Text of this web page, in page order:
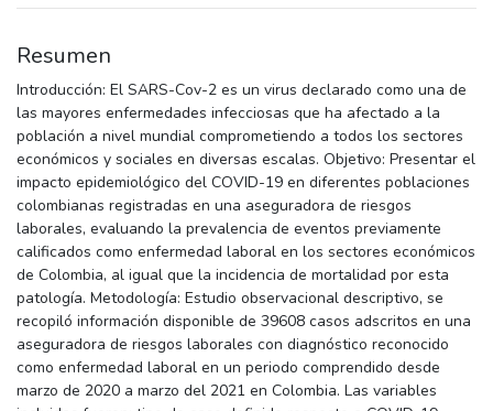
Resumen
Introducción: El SARS-Cov-2 es un virus declarado como una de
las mayores enfermedades infecciosas que ha afectado a la
población a nivel mundial comprometiendo a todos los sectores
económicos y sociales en diversas escalas. Objetivo: Presentar el
impacto epidemiológico del COVID-19 en diferentes poblaciones
colombianas registradas en una aseguradora de riesgos
laborales, evaluando la prevalencia de eventos previamente
calificados como enfermedad laboral en los sectores económicos
de Colombia, al igual que la incidencia de mortalidad por esta
patología. Metodología: Estudio observacional descriptivo, se
recopiló información disponible de 39608 casos adscritos en una
aseguradora de riesgos laborales con diagnóstico reconocido
como enfermedad laboral en un periodo comprendido desde
marzo de 2020 a marzo del 2021 en Colombia. Las variables